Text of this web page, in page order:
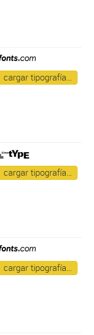
cargar tipografía…
cargar tipografía…
cargar tipografía…